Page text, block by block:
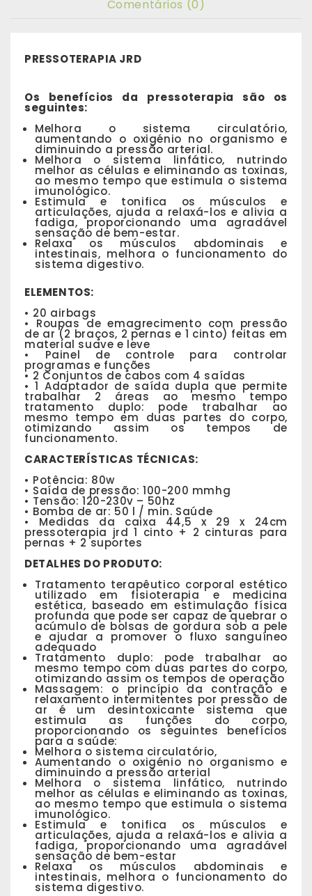
Comentários (0)
PRESSOTERAPIA JRD
Os benefícios da pressoterapia são os
seguintes:
Melhora o sistema circulatório,
aumentando o oxigénio no organismo e
diminuindo a pressão arterial.
Melhora o sistema linfático, nutrindo
melhor as células e eliminando as toxinas,
ao mesmo tempo que estimula o sistema
imunológico.
Estimula e tonifica os músculos e
articulações, ajuda a relaxá-los e alivia a
fadiga, proporcionando uma agradável
sensação de bem-estar.
Relaxa os músculos abdominais e
intestinais, melhora o funcionamento do
sistema digestivo.
ELEMENTOS:
• 20 airbags
• Roupas de emagrecimento com pressão
de ar ​​​​(2 braços, 2 pernas e 1 cinto) feitas em
material suave e leve
• Painel de controle para controlar
programas e funções
• 2 Conjuntos de cabos com 4 saídas
• 1 Adaptador de saída dupla que permite
trabalhar 2 áreas ao mesmo tempo
tratamento duplo: pode trabalhar ao
mesmo tempo em duas partes do corpo,
otimizando assim os tempos de
funcionamento.
CARACTERÍSTICAS TÉCNICAS:
• Potência: 80w
• Saída de pressão: 100-200 mmhg
• Tensão: 120-230v – 50hz
• Bomba de ar: 50 l / min. Saúde
• Medidas da caixa 44,5 x 29 x 24cm
pressoterapia jrd 1 cinto + 2 cinturas para
pernas + 2 suportes
DETALHES DO PRODUTO:
Tratamento terapêutico corporal estético
utilizado em fisioterapia e medicina
estética, baseado em estimulação física
profunda que pode ser capaz de quebrar o
acúmulo de bolsas de gordura sob a pele
e ajudar a promover o fluxo sanguíneo
adequado
Tratamento duplo: pode trabalhar ao
mesmo tempo com duas partes do corpo,
otimizando assim os tempos de operação
Massagem: o princípio da contração e
relaxamento intermitentes por pressão de
ar ​​​​é um desintoxicante sistema que
estimula as funções do corpo,
proporcionando os seguintes benefícios
para a saúde:
Melhora o sistema circulatório,
Aumentando o oxigénio no organismo e
diminuindo a pressão arterial
Melhora o sistema linfático, nutrindo
melhor as células e eliminando as toxinas,
ao mesmo tempo que estimula o sistema
imunológico.
Estimula e tonifica os músculos e
articulações, ajuda a relaxá-los e alivia a
fadiga, proporcionando uma agradável
sensação de bem-estar
Relaxa os músculos abdominais e
intestinais, melhora o funcionamento do
sistema digestivo.